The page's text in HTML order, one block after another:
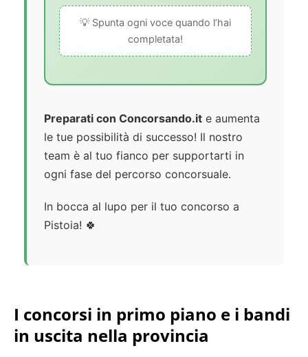
💡 Spunta ogni voce quando l’hai
completata!
Preparati con Concorsando.it e aumenta
le tue possibilità di successo! Il nostro
team è al tuo fianco per supportarti in
ogni fase del percorso concorsuale.
In bocca al lupo per il tuo concorso a
Pistoia! 🍀
I concorsi in primo piano e i bandi
in uscita nella provincia